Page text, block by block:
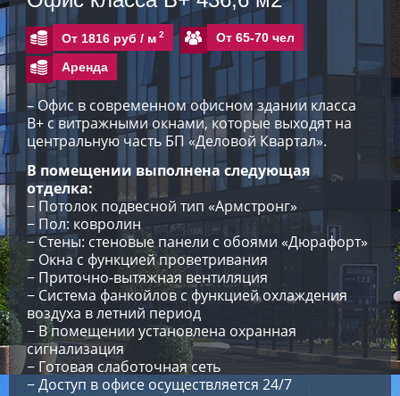
От 1816 руб / м 2 От 65-70 чел
Аренда
– Офис в современном офисном здании класса
В+ с витражными окнами, которые выходят на
центральную часть БП «Деловой Квартал».
В помещении выполнена следующая
отделка:
− Потолок подвесной тип «Армстронг»
− Пол: ковролин
− Стены: стеновые панели с обоями «Дюрафорт»
− Окна с функцией проветривания
− Приточно-вытяжная вентиляция
− Система фанкойлов с функцией охлаждения
воздуха в летний период
− В помещении установлена охранная
сигнализация
− Готовая слаботочная сеть
− Доступ в офисе осуществляется 24/7